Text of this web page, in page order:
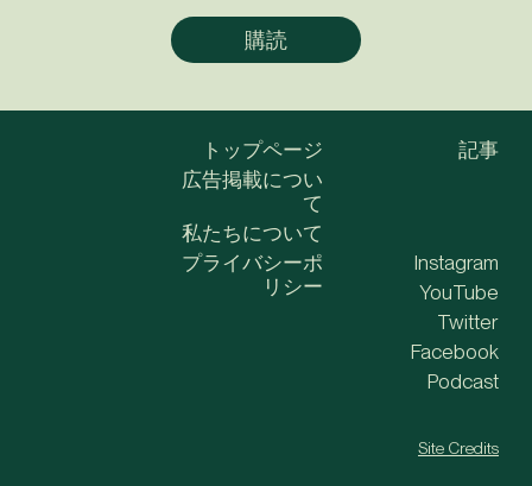
トップページ
広告掲載につい
て
私たちについて
記事
プライバシーポ
リシー
Instagram
YouTube
Twitter
Facebook
Podcast
Site Credits